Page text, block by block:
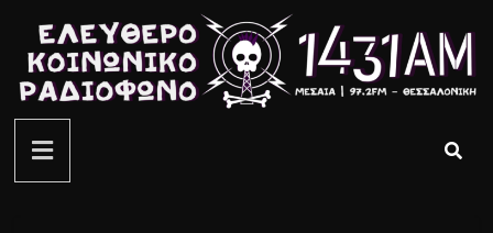
περιεχόμενο
ελεύθερο
κοινωνικό